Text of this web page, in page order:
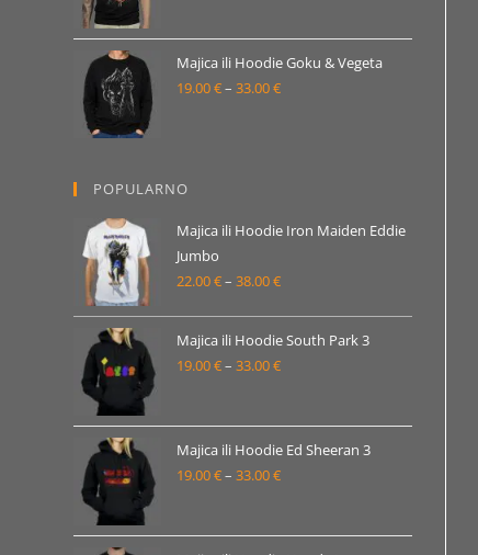
od
19.00 €
do
Majica ili Hoodie Goku & Vegeta
19.00€– 33.00€Raspon
33.00 €
POPULARNO
Majica ili Hoodie Iron Maiden Eddie
Jumbo
22.00€– 38.00€Raspon
od
22.00 €
Majica ili Hoodie South Park 3
19.00€– 33.00€Raspon
od
19.00 €
do
Majica ili Hoodie Ed Sheeran 3
19.00€– 33.00€Raspon
od